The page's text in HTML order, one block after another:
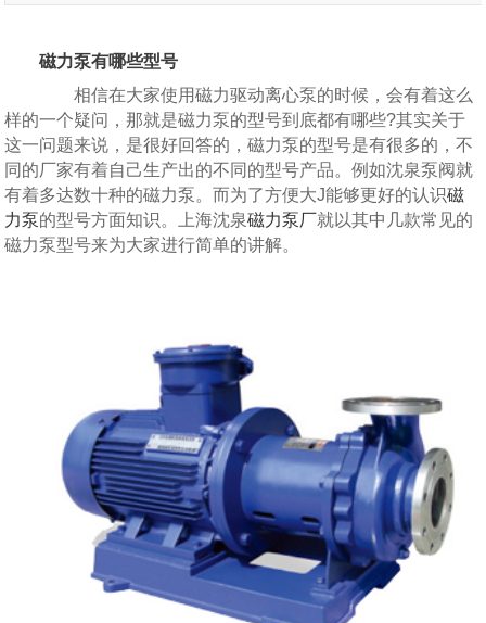
磁力泵有哪些型号
相信在大家使用磁力驱动离心泵的时候，会有着这么
样的一个疑问，那就是磁力泵的型号到底都有哪些?其实关于
这一问题来说，是很好回答的，磁力泵的型号是有很多的，不
同的厂家有着自己生产出的不同的型号产品。例如沈泉泵阀就
有着多达数十种的磁力泵。而为了方便大J能够更好的认识磁
力泵的型号方面知识。上海沈泉磁力泵厂就以其中几款常见的
磁力泵型号来为大家进行简单的讲解。